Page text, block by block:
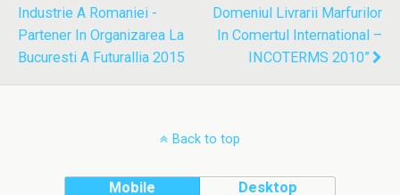
Industrie A Romaniei -
Partener In Organizarea La
Bucuresti A Futurallia 2015
Domeniul Livrarii Marfurilor
In Comertul International –
INCOTERMS 2010”
Back to top
Mobile Desktop